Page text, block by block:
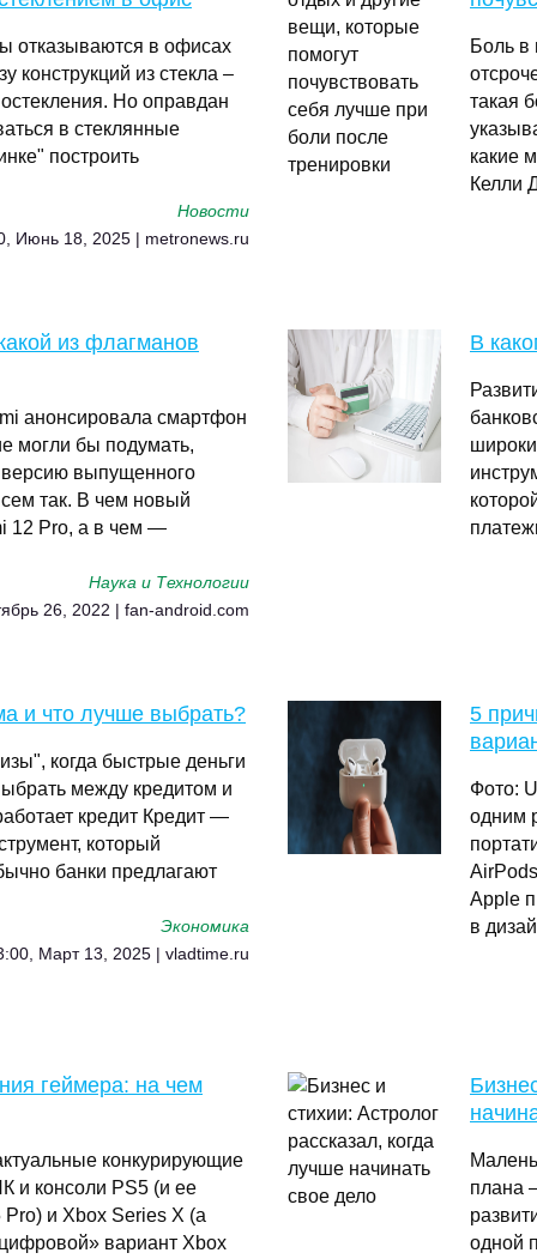
отказываются в офисах
конструкций из стекла –
Но оправдан
в стеклянные
построить
Новости
Июнь 18, 2025 | metronews.ru
Боль в
такая
какие
Келли
из флагманов
анонсировала смартфон
могли бы подумать,
выпущенного
так. В чем новый
12 Pro, а в чем —
Наука и Технологии
26, 2022 | fan-android.com
В
и что лучше выбрать?
когда быстрые деньги
между кредитом и
кредит Кредит —
который
банки предлагают
Экономика
Март 13, 2025 | vladtime.ru
5
Фото:
одним
Apple
в
геймера: на чем
конкурирующие
и консоли PS5 (и ее
и Xbox Series X (а
вариант Xbox
плана
одной